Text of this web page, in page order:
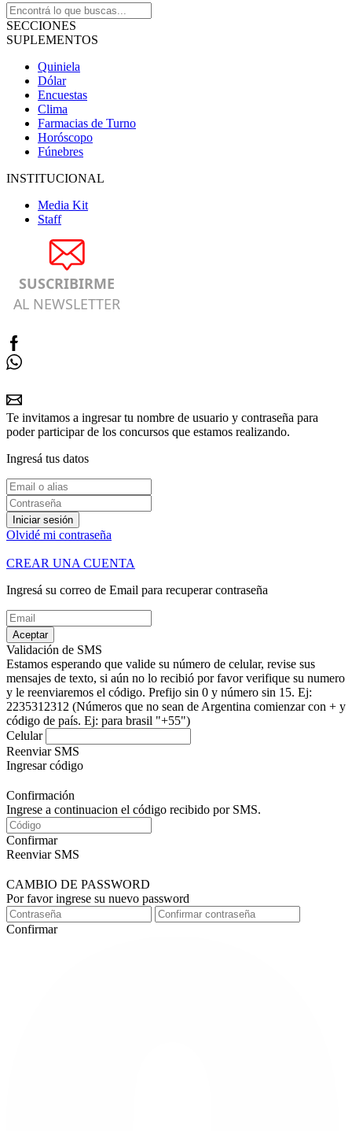
SECCIONES
SUPLEMENTOS
Quiniela
Dólar
Encuestas
Clima
Farmacias de Turno
Horóscopo
Fúnebres
INSTITUCIONAL
Media Kit
Staff
SUSCRIBIRME
AL NEWSLETTER
Te invitamos a ingresar tu nombre de usuario y contraseña para
poder participar de los concursos que estamos realizando.
Ingresá tus datos
Iniciar sesión
Olvidé mi contraseña
CREAR UNA CUENTA
Ingresá su correo de Email para recuperar contraseña
Aceptar
Validación de SMS
Estamos esperando que valide su número de celular, revise sus
mensajes de texto, si aún no lo recibió por favor verifique su numero
y le reenviaremos el código. Prefijo sin 0 y número sin 15. Ej:
2235312312 (Números que no sean de Argentina comienzar con + y
código de país. Ej: para brasil "+55")
Celular
Reenviar SMS
Ingresar código
Confirmación
Ingrese a continuacion el código recibido por SMS.
Confirmar
Reenviar SMS
CAMBIO DE PASSWORD
Por favor ingrese su nuevo password
Confirmar